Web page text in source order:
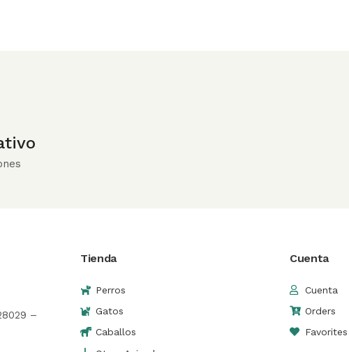
–
Tienda
Perros
Gatos
Caballos
Cuenta
Cuenta
Orders
Favorites